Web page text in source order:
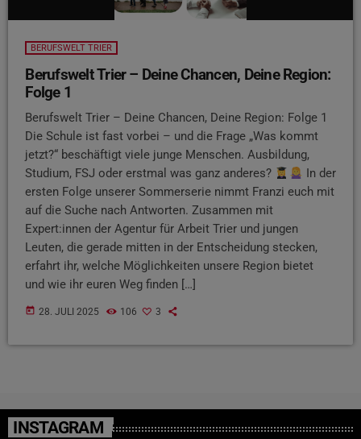
BERUFSWELT TRIER
Berufswelt Trier – Deine Chancen, Deine Region:
Folge 1
Berufswelt Trier – Deine Chancen, Deine Region: Folge 1
Die Schule ist fast vorbei – und die Frage „Was kommt
jetzt?“ beschäftigt viele junge Menschen. Ausbildung,
Studium, FSJ oder erstmal was ganz anderes?
In der
ersten Folge unserer Sommerserie nimmt Franzi euch mit
auf die Suche nach Antworten. Zusammen mit
Expert:innen der Agentur für Arbeit Trier und jungen
Leuten, die gerade mitten in der Entscheidung stecken,
erfahrt ihr, welche Möglichkeiten unsere Region bietet
und wie ihr euren Weg finden […]
today 28. JULI 2025 106 3
INSTAGRAM